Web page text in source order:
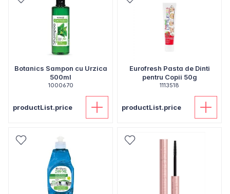
Botanics Sampon cu Urzica
500ml
1000670
productList.price
Eurofresh Pasta de Dinti
pentru Copii 50g
1113518
productList.price